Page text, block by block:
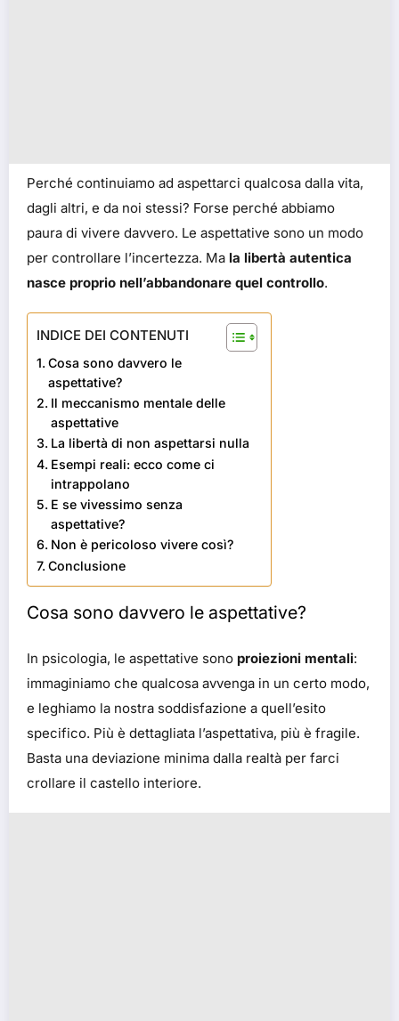
Perché continuiamo ad aspettarci qualcosa dalla vita,
dagli altri, e da noi stessi? Forse perché abbiamo
paura di vivere davvero. Le aspettative sono un modo
per controllare l’incertezza. Ma la libertà autentica
nasce proprio nell’abbandonare quel controllo.
INDICE DEI CONTENUTI
Cosa sono davvero le
aspettative?
Il meccanismo mentale delle
aspettative
La libertà di non aspettarsi nulla
Esempi reali: ecco come ci
intrappolano
E se vivessimo senza
aspettative?
Non è pericoloso vivere così?
Conclusione
Cosa sono davvero le aspettative?
In psicologia, le aspettative sono proiezioni mentali:
immaginiamo che qualcosa avvenga in un certo modo,
e leghiamo la nostra soddisfazione a quell’esito
specifico. Più è dettagliata l’aspettativa, più è fragile.
Basta una deviazione minima dalla realtà per farci
crollare il castello interiore.